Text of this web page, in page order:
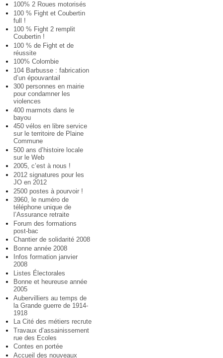
100% 2 Roues motorisés
100 % Fight et Coubertin
full !
100 % Fight 2 remplit
Coubertin !
100 % de Fight et de
réussite
100% Colombie
104 Barbusse : fabrication
d’un épouvantail
300 personnes en mairie
pour condamner les
violences
400 marmots dans le
bayou
450 vélos en libre service
sur le territoire de Plaine
Commune
500 ans d’histoire locale
sur le Web
2005, c’est à nous !
2012 signatures pour les
JO en 2012
2500 postes à pourvoir !
3960, le numéro de
téléphone unique de
l’Assurance retraite
Forum des formations
post-bac
Chantier de solidarité 2008
Bonne année 2008
Infos formation janvier
2008
Listes Électorales
Bonne et heureuse année
2005
Aubervilliers au temps de
la Grande guerre de 1914-
1918
La Cité des métiers recrute
Travaux d’assainissement
rue des Ecoles
Contes en portée
Accueil des nouveaux